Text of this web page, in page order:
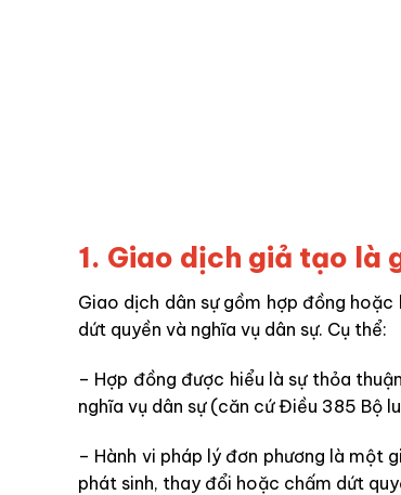
1. Giao dịch giả tạo là
Giao dịch dân sự gồm hợp đồng
dứt quyền và nghĩa vụ dân sự. Cụ thể:
– Hợp đồng được hiểu là sự thỏa
nghĩa vụ dân sự (căn cứ Điều 385 Bộ
– Hành vi pháp lý đơn phương là một
phát sinh, thay đổi hoặc chấm dứt